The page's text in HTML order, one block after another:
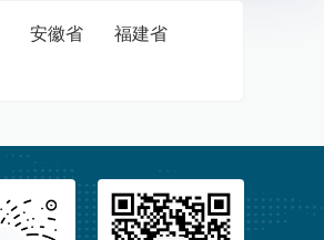
安徽省
福建省